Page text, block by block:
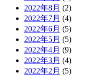
2022年8月 (2)
2022年7月 (4)
2022年6月 (5)
2022年5月 (5)
2022年4月 (9)
2022年3月 (4)
2022年2月 (5)